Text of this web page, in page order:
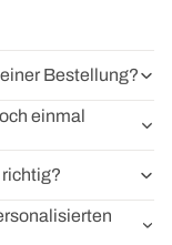
Bestellung?
einmal